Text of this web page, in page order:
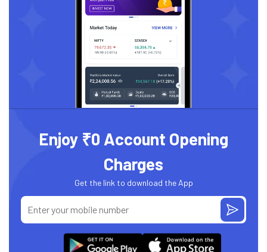
Enjoy ₹0 Account Opening
Charges
Get the link to download the App